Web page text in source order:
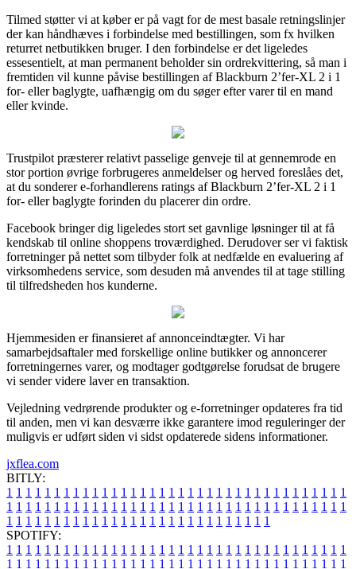
Tilmed støtter vi at køber er på vagt for de mest basale retningslinjer
der kan håndhæves i forbindelse med bestillingen, som fx hvilken
returret netbutikken bruger. I den forbindelse er det ligeledes
essesentielt, at man permanent beholder sin ordrekvittering, så man i
fremtiden vil kunne påvise bestillingen af Blackburn 2’fer-XL 2 i 1
for- eller baglygte, uafhængig om du søger efter varer til en mand
eller kvinde.
Trustpilot præsterer relativt passelige genveje til at gennemrode en
stor portion øvrige forbrugeres anmeldelser og herved foreslåes det,
at du sonderer e-forhandlerens ratings af Blackburn 2’fer-XL 2 i 1
for- eller baglygte forinden du placerer din ordre.
Facebook bringer dig ligeledes stort set gavnlige løsninger til at få
kendskab til online shoppens troværdighed. Derudover ser vi faktisk
forretninger på nettet som tilbyder folk at nedfælde en evaluering af
virksomhedens service, som desuden må anvendes til at tage stilling
til tilfredsheden hos kunderne.
Hjemmesiden er finansieret af annonceindtægter. Vi har
samarbejdsaftaler med forskellige online butikker og annoncerer
forretningernes varer, og modtager godtgørelse forudsat de brugere
vi sender videre laver en transaktion.
Vejledning vedrørende produkter og e-forretninger opdateres fra tid
til anden, men vi kan desværre ikke garantere imod reguleringer der
muligvis er udført siden vi sidst opdaterede sidens informationer.
jxflea.com
BITLY:
1 1 1 1 1 1 1 1 1 1 1 1 1 1 1 1 1 1 1 1 1 1 1 1 1 1 1 1 1 1 1 1 1 1 1 1
1 1 1 1 1 1 1 1 1 1 1 1 1 1 1 1 1 1 1 1 1 1 1 1 1 1 1 1 1 1 1 1 1 1 1 1
1 1 1 1 1 1 1 1 1 1 1 1 1 1 1 1 1 1 1 1 1 1 1 1 1 1 1 1
SPOTIFY:
1 1 1 1 1 1 1 1 1 1 1 1 1 1 1 1 1 1 1 1 1 1 1 1 1 1 1 1 1 1 1 1 1 1 1 1
1 1 1 1 1 1 1 1 1 1 1 1 1 1 1 1 1 1 1 1 1 1 1 1 1 1 1 1 1 1 1 1 1 1 1 1